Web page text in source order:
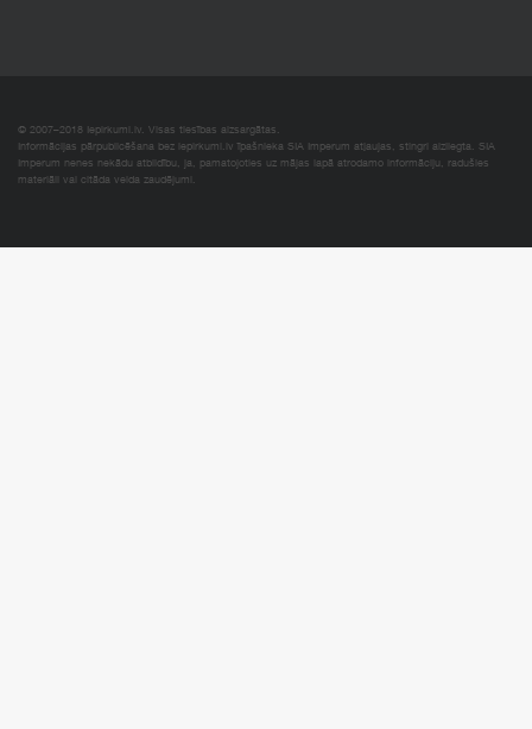
© 2007–2018 Iepirkumi.lv. Visas tiesības aizsargātas.
Informācijas pārpublicēšana bez iepirkumi.lv īpašnieka SIA Imperum atļaujas, stingri aizliegta. SIA
Imperum nenes nekādu atbildību, ja, pamatojoties uz mājas lapā atrodamo informāciju, radušies
materiāli vai citāda veida zaudējumi.